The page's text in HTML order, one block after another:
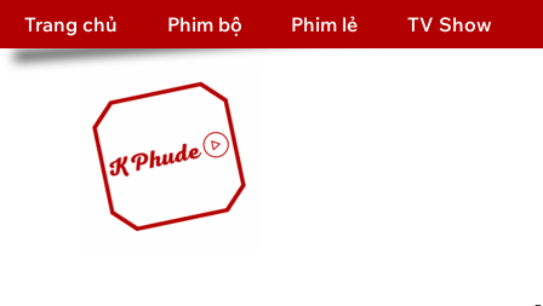
Trang chủ Phim bộ Phim lẻ TV Show